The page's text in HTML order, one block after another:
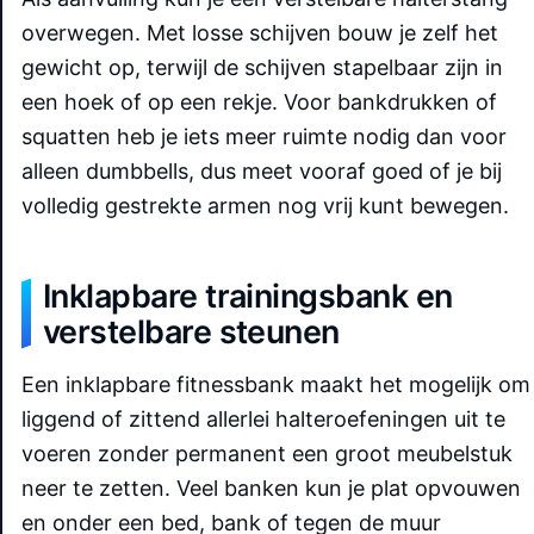
overwegen. Met losse schijven bouw je zelf het
gewicht op, terwijl de schijven stapelbaar zijn in
een hoek of op een rekje. Voor bankdrukken of
squatten heb je iets meer ruimte nodig dan voor
alleen dumbbells, dus meet vooraf goed of je bij
volledig gestrekte armen nog vrij kunt bewegen.
Inklapbare trainingsbank en
verstelbare steunen
Een inklapbare fitnessbank maakt het mogelijk om
liggend of zittend allerlei halteroefeningen uit te
voeren zonder permanent een groot meubelstuk
neer te zetten. Veel banken kun je plat opvouwen
en onder een bed, bank of tegen de muur